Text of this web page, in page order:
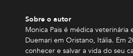
Sobre o autor
Monica Pais é médica veterinária
Duemari em Oristano, Itália. Em
conhecer e salvar a vida do seu